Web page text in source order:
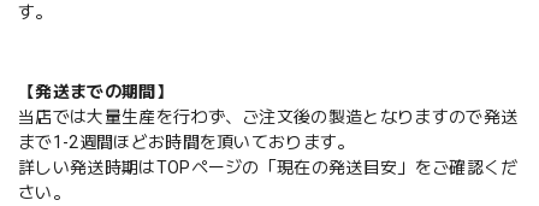
す。
【発送までの期間】
当店では大量生産を行わず、ご注文後の製造となりますので発送
まで1-2週間ほどお時間を頂いております。
詳しい発送時期はTOPページの「現在の発送目安」をご確認くだ
さい。